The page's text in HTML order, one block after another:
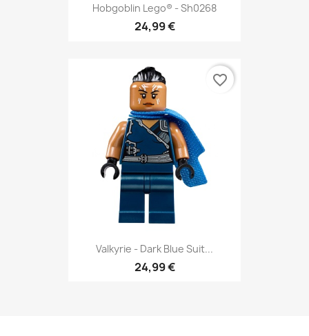
Hobgoblin Lego® - Sh0268
24,99 €
Valkyrie - Dark Blue Suit...
24,99 €
favorite_border